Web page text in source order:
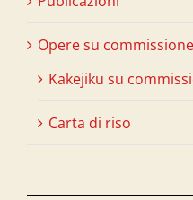
Opere su commissione
Kakejiku su
Carta di riso